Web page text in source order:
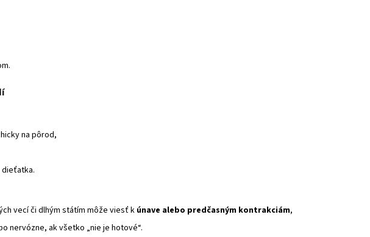
na pôrod,
dieťatka.
vecí či dlhým státím môže viesť k únave alebo predčasným kontrakciám,
nervózne, ak všetko „nie je hotové“.